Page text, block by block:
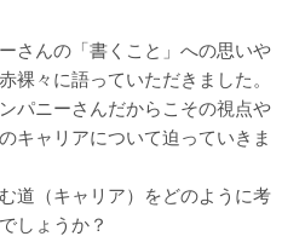
さんの「書くこと」への思いや
裸々に語っていただきました。
パニーさんだからこその視点や
キャリアについて迫っていきま
道（キャリア）をどのように考
しょうか？